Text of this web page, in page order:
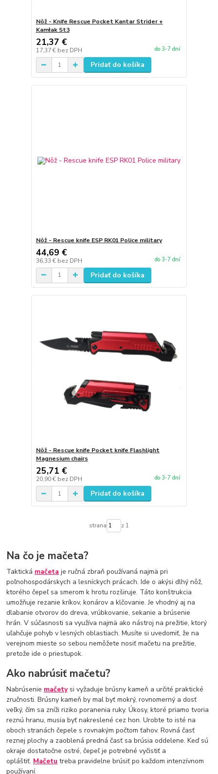
Nôž - Knife Rescue Pocket Kantar Strider +
Kamłak St3
21,37 €
17,37 € bez DPH do 3-7 dní
Pridať do košíka
Nôž - Rescue knife ESP RK01 Police military
44,69 €
36,33 € bez DPH do 3-7 dní
Pridať do košíka
Nôž - Rescue knife Pocket knife Flashlight
Magnesium chairs
25,71 €
20,90 € bez DPH do 3-7 dní
Pridať do košíka
strana z 1
Na čo je mačeta?
Taktická mačeta je ručná zbraň používaná najmä pri
poľnohospodárskych a lesníckych prácach. Ide o akýsi dlhý nôž,
ktorého čepeľ sa smerom k hrotu rozširuje. Táto konštrukcia
umožňuje rezanie kríkov, konárov a klčovanie. Je vhodný aj na
dlabanie otvorov do dreva, vrúbkovanie, sekanie a brúsenie
hrán. V súčasnosti sa využíva najmä ako nástroj na prežitie, ktorý
uľahčuje pohyb v lesných oblastiach. Musíte si uvedomiť, že na
verejnom mieste so sebou nemôžete nosiť mačetu na prežitie,
pretože ide o priestupok.
Ako nabrúsiť mačetu?
Nabrúsenie mačetysi vyžaduje brúsny kameň a určité praktické
zručnosti. Brúsny kameň by mal byť mokrý, rovnomerný a dosť
veľký, čím sa zníži riziko poranenia ruky. Úkosy, ktoré priamo tvoria
reznú hranu, musia byť nakreslené cez hon. Urobte to isté na
oboch stranách čepele s rovnakým počtom ťahov. Rovná časť
reznej plochy a zaoblená predná časť sa brúsia oddelene. Keď sú
okraje dostatočne ostré, čepeľ je potrebné vyčistiť a
opláštiť. Mačetu treba pravidelne brúsiť po každom intenzívnom
používaní.